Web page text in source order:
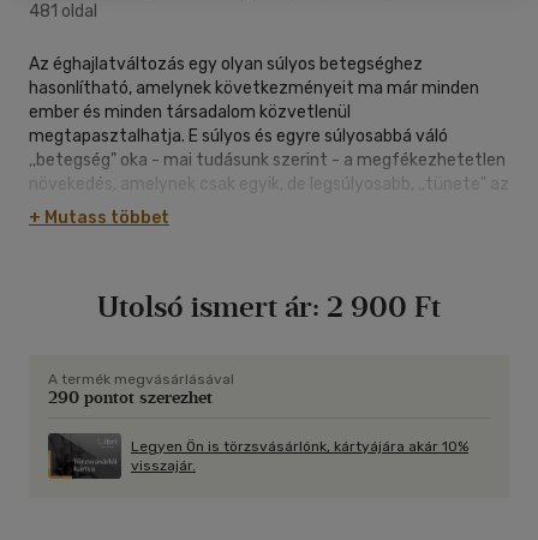
481 oldal
Az éghajlatváltozás egy olyan súlyos betegséghez
hasonlítható, amelynek következményeit ma már minden
ember és minden társadalom közvetlenül
megtapasztalhatja. E súlyos és egyre súlyosabbá váló
,,betegség" oka - mai tudásunk szerint - a megfékezhetetlen
növekedés, amelynek csak egyik, de legsúlyosabb, ,,tünete" az
éghajlatváltozás. A ,,diagnózis" felismerése után
megkezdődött a megfelelő ,,gyógymódok" keresése, amely
olyan súlyos ,,tünetévé" vált, amelynek hatására egyre
megromlott. Ez a felismerés a lehetséges ,,gyógymódok"
keresését minden eddiginél intenzívebbé tette és a Föld
a gyógyulás lehetőségeit. A Klímabarát települések ehhez az
egyre kiterjedtebb tevékenységhez kapcsolódnak, abban
+ Mutass többet
Utolsó ismert ár: 2 900 Ft
A termék megvásárlásával
290 pontot szerezhet
Legyen Ön is törzsvásárlónk, kártyájára akár 10%
visszajár.